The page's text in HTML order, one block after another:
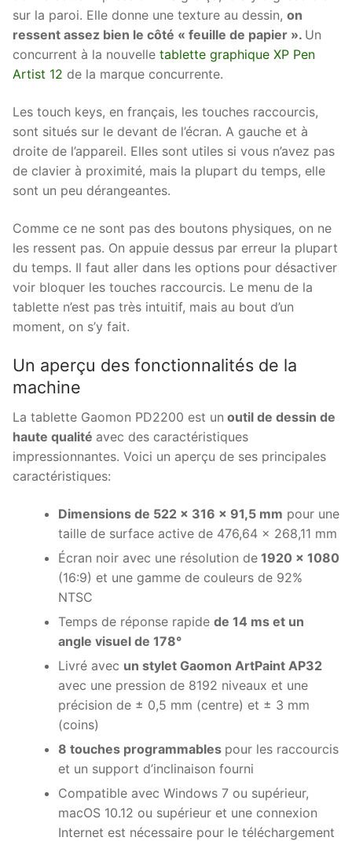
sur la paroi. Elle donne une texture au dessin, on
ressent assez bien le côté « feuille de papier ». Un
concurrent à la nouvelle tablette graphique XP Pen
Artist 12 de la marque concurrente.
Les touch keys, en français, les touches raccourcis,
sont situés sur le devant de l’écran. A gauche et à
droite de l’appareil. Elles sont utiles si vous n’avez pas
de clavier à proximité, mais la plupart du temps, elle
sont un peu dérangeantes.
Comme ce ne sont pas des boutons physiques, on ne
les ressent pas. On appuie dessus par erreur la plupart
du temps. Il faut aller dans les options pour désactiver
voir bloquer les touches raccourcis. Le menu de la
tablette n’est pas très intuitif, mais au bout d’un
moment, on s’y fait.
Un aperçu des fonctionnalités de la
machine
La tablette Gaomon PD2200 est un outil de dessin de
haute qualité avec des caractéristiques
impressionnantes. Voici un aperçu de ses principales
caractéristiques:
Dimensions de 522 x 316 x 91,5 mm pour une
taille de surface active de 476,64 x 268,11 mm
Écran noir avec une résolution de1920 x 1080
(16:9) et une gamme de couleurs de 92%
NTSC
Temps de réponse rapide de 14 ms et un
angle visuel de 178°
Livré avec un stylet Gaomon ArtPaint AP32
avec une pression de 8192 niveaux et une
précision de ± 0,5 mm (centre) et ± 3 mm
(coins)
8 touches programmables pour les raccourcis
et un support d’inclinaison fourni
Compatible avec Windows 7 ou supérieur,
macOS 10.12 ou supérieur et une connexion
Internet est nécessaire pour le téléchargement